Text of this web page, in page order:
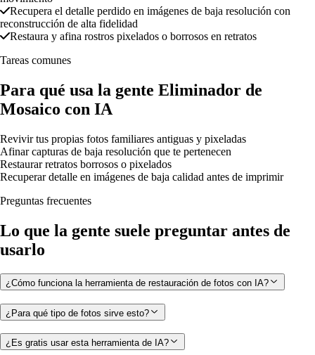
Recupera el detalle perdido en imágenes de baja resolución con
reconstrucción de alta fidelidad
Restaura y afina rostros pixelados o borrosos en retratos
Tareas comunes
Para qué usa la gente Eliminador de
Mosaico con IA
Revivir tus propias fotos familiares antiguas y pixeladas
Afinar capturas de baja resolución que te pertenecen
Restaurar retratos borrosos o pixelados
Recuperar detalle en imágenes de baja calidad antes de imprimir
Preguntas frecuentes
Lo que la gente suele preguntar antes de
usarlo
¿Cómo funciona la herramienta de restauración de fotos con IA?
¿Para qué tipo de fotos sirve esto?
¿Es gratis usar esta herramienta de IA?